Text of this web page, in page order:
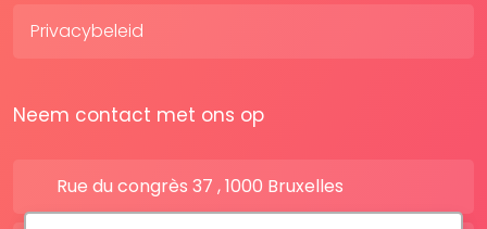
Privacybeleid
Neem contact met ons op
Rue du congrès 37 , 1000 Bruxelles